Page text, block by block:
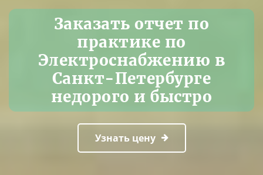
Заказать отчет по
практике по
Электроснабжению в
Санкт-Петербурге
недорого и быстро
Узнать цену